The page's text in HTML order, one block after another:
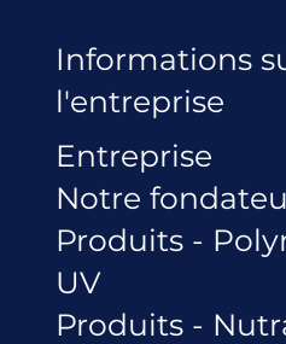
Informations
l'entreprise
Entreprise
Notre
Produits -
UV
Produits -